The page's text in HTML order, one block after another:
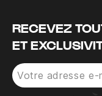
RECEVEZ
ET